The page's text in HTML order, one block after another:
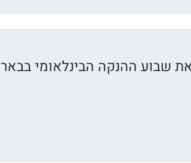
שבוע ההנקה הבינלאומי בבאר